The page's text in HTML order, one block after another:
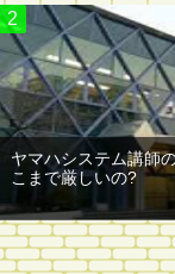
ヤマハシステム講師
こまで厳しいの?